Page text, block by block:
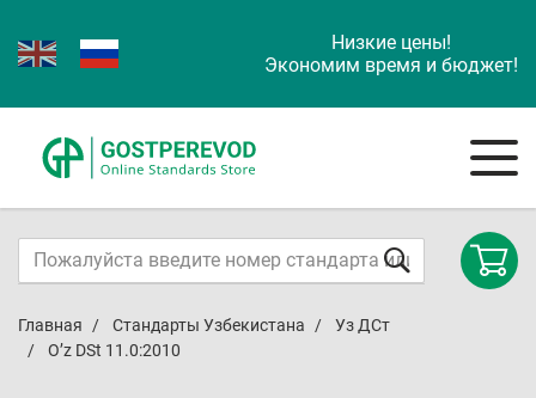
Низкие цены!
Экономим время и бюджет!
Главная Стандарты Узбекистана
Уз ДСт
O’z DSt 11.0:2010